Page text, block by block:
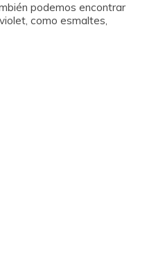
podemos encontrar
como esmaltes,